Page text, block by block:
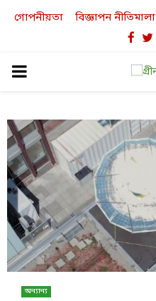
গোপনীয়তা বিজ্ঞাপন নীতিমালা
PRIMARY
অন্যান্য